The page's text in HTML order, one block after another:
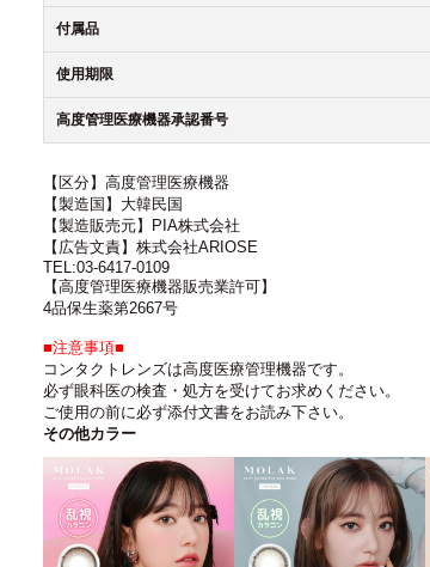
付属品
使用期限
高度管理医療機器承認番号
【区分】高度管理医療機器
【製造国】大韓民国
【製造販売元】PIA株式会社
【広告文責】株式会社ARIOSE
TEL:03-6417-0109
【高度管理医療機器販売業許可】
4品保生薬第2667号
■注意事項■
コンタクトレンズは高度医療管理機器です。
必ず眼科医の検査・処方を受けてお求めください。
ご使用の前に必ず添付文書をお読み下さい。
その他カラー